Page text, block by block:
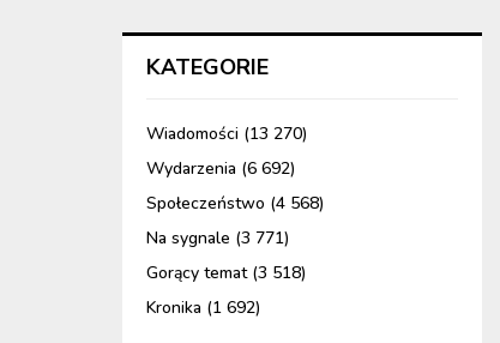
KATEGORIE
Wiadomości (13 270)
Wydarzenia (6 692)
Społeczeństwo (4 568)
Na sygnale (3 771)
Gorący temat(3 518)
Kronika (1 692)